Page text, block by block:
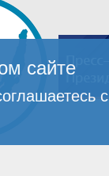
сайте
с